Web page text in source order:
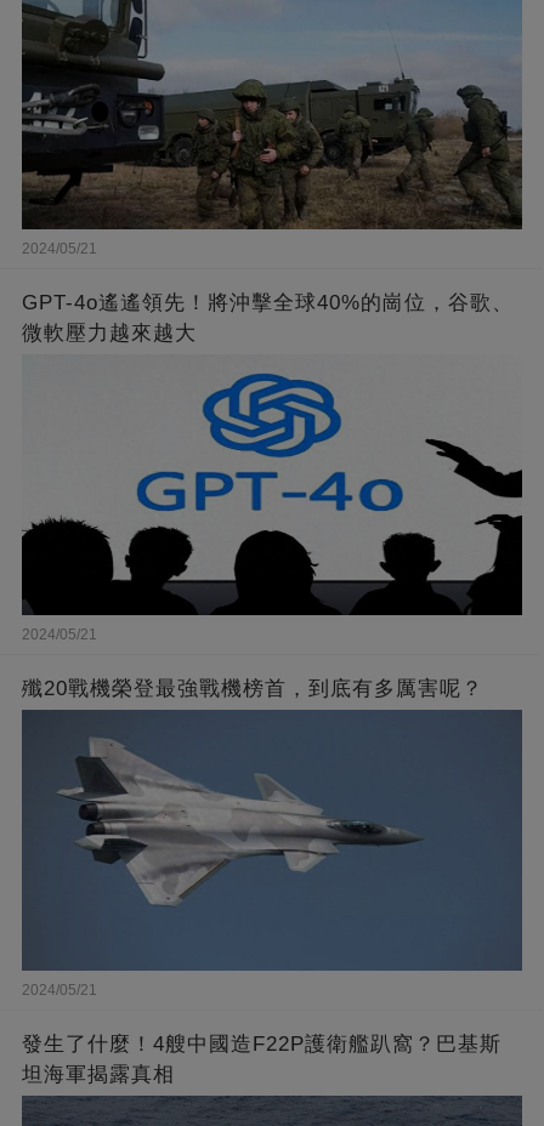
2024/05/21
GPT-4o遙遙領先！將沖擊全球40%的崗位，谷歌、
微軟壓力越來越大
2024/05/21
殲20戰機榮登最強戰機榜首，到底有多厲害呢？
2024/05/21
發生了什麼！4艘中國造F22P護衛艦趴窩？巴基斯
坦海軍揭露真相